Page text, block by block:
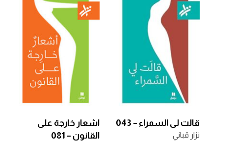
قالت لي السمراء – 043
نزار قباني
اشعار خارجة على
القانون – 081